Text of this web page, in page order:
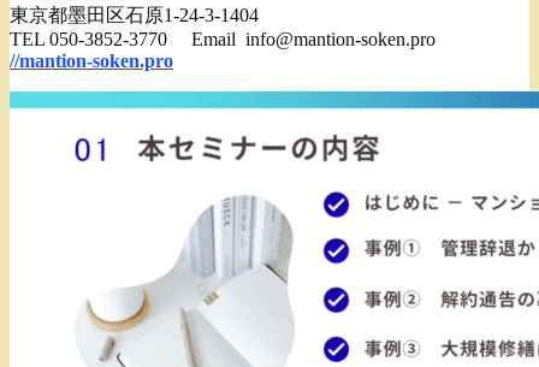
東京都墨田区石原1-24-3-1404
TEL 050-3852-3770 Email info@mantion-soken.pro
//mantion-soken.pro